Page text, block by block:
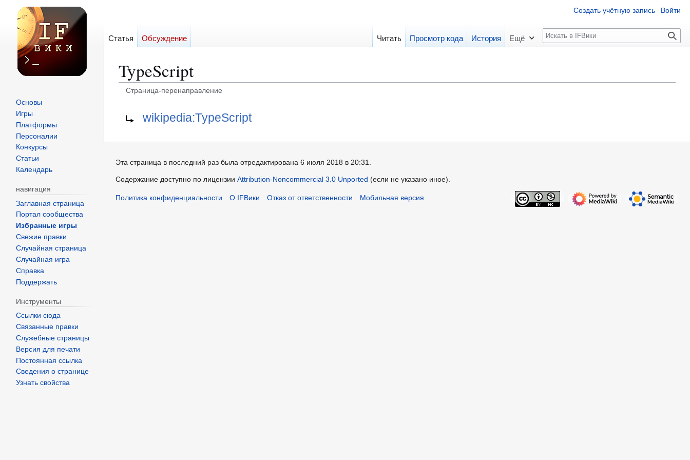
TypeScript
Страница-перенаправление
Перенаправление на:
wikipedia:TypeScript
Создать учётную запись Войти
Статья Обсуждение Читать Просмотр кода История Ещё
П
о
к
Основы
Игры
Платформы
Персоналии
Конкурсы
Статьи
Календарь
навигация
Заглавная страница
Портал сообщества
Избранные игры
Свежие правки
Случайная страница
Случайная игра
Справка
Поддержать
Инструменты
Ссылки сюда
Связанные правки
Служебные страницы
Версия для печати
Постоянная ссылка
Сведения о странице
Узнать свойства
Эта страница в последний раз была отредактирована 6 июля 2018 в 20:31.
Содержание доступно по лицензииAttribution-Noncommercial 3.0 Unported (если не указано иное).
Политика конфиденциальности О IFВики Отказ от ответственности Мобильная версия